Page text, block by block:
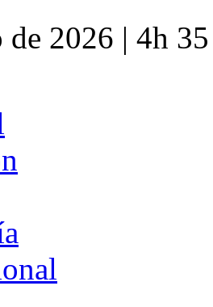
de 2026 | 4h